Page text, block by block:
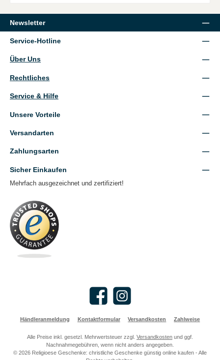
Newsletter
Service-Hotline
Über Uns
Rechtliches
Service & Hilfe
Unsere Vorteile
Versandarten
Zahlungsarten
Sicher Einkaufen
Mehrfach ausgezeichnet und zertifiziert!
Facebook Instagram
Händleranmeldung Kontaktformular Versandkosten Zahlweise
Alle Preise inkl. gesetzl. Mehrwertsteuer zzgl. Versandkosten und ggf.
Nachnahmegebühren, wenn nicht anders angegeben.
© 2026 Religioese Geschenke: christliche Geschenke günstig online kaufen - Alle